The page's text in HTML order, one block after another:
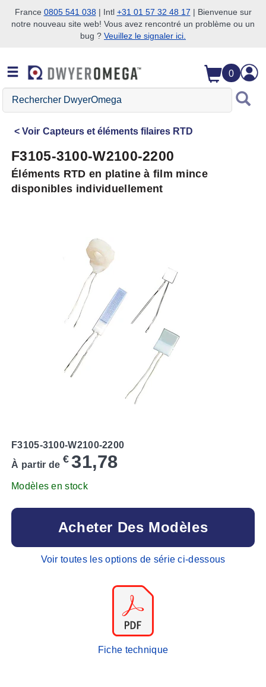
Passer à la recherche
Passer au contenu principal
Passer à la navigation
France 0805 541 038| Intl +31 01 57 32 48 17 | Bienvenue sur
notre nouveau site web! Vous avez rencontré un problème ou un
bug ? Veuillez le signaler ici.
0
Rechercher
DwyerOmega
Voir Capteurs et éléments filaires RTD
F3105-3100-W2100-2200
Éléments RTD en platine à film mince
disponibles individuellement
F3105-3100-W2100-2200
À partir de € 31,78
Modèles en stock
Acheter Des Modèles
Voir toutes les options de série ci-dessous
Fiche technique